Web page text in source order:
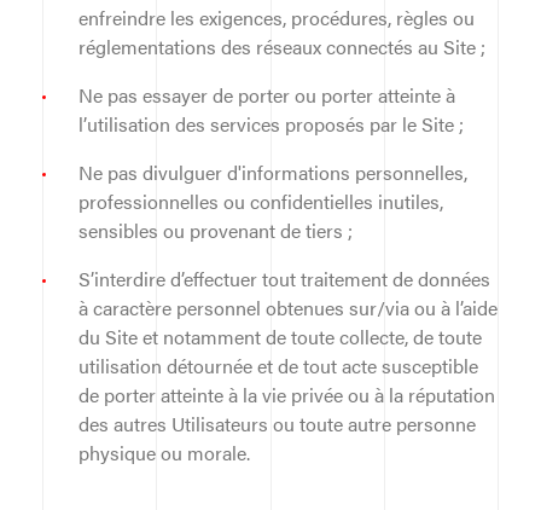
enfreindre les exigences, procédures, règles ou
réglementations des réseaux connectés au Site ;
Ne pas essayer de porter ou porter atteinte à
l’utilisation des services proposés par le Site ;
Ne pas divulguer d'informations personnelles,
professionnelles ou confidentielles inutiles,
sensibles ou provenant de tiers ;
S’interdire d’effectuer tout traitement de données
à caractère personnel obtenues sur/via ou à l’aide
du Site et notamment de toute collecte, de toute
utilisation détournée et de tout acte susceptible
de porter atteinte à la vie privée ou à la réputation
des autres Utilisateurs ou toute autre personne
physique ou morale.